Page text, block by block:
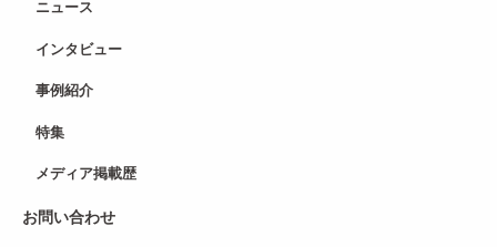
ニュース
インタビュー
事例紹介
特集
メディア掲載歴
お問い合わせ